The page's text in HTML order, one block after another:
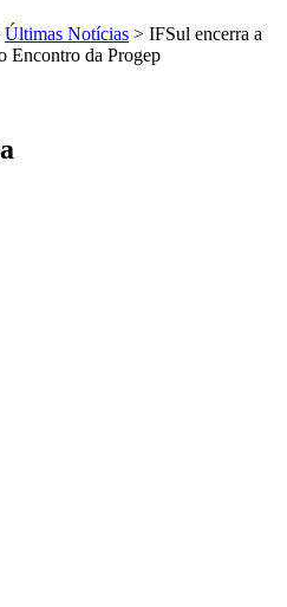
Últimas Notícias > IFSul encerra a
Encontro da Progep